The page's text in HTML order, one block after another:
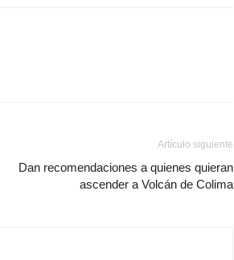
Artículo siguiente
Dan recomendaciones a quienes quieran
ascender a Volcán de Colima